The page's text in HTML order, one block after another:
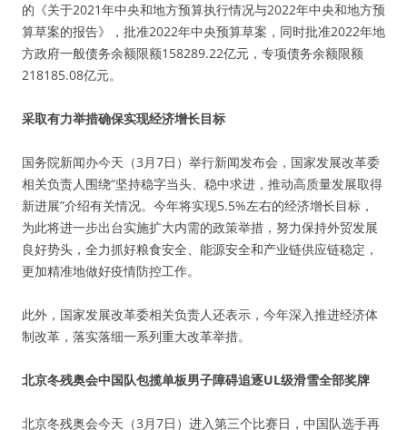
的《关于2021年中央和地方预算执行情况与2022年中央和地方预
算草案的报告》，批准2022年中央预算草案，同时批准2022年地
方政府一般债务余额限额158289.22亿元，专项债务余额限额
218185.08亿元。
采取有力举措确保实现经济增长目标
国务院新闻办今天（3月7日）举行新闻发布会，国家发展改革委
相关负责人围绕“坚持稳字当头、稳中求进，推动高质量发展取得
新进展”介绍有关情况。今年将实现5.5%左右的经济增长目标，
为此将进一步出台实施扩大内需的政策举措，努力保持外贸发展
良好势头，全力抓好粮食安全、能源安全和产业链供应链稳定，
更加精准地做好疫情防控工作。
此外，国家发展改革委相关负责人还表示，今年深入推进经济体
制改革，落实落细一系列重大改革举措。
北京冬残奥会中国队包揽单板男子障碍追逐UL级滑雪全部奖牌
北京冬残奥会今天（3月7日）进入第三个比赛日，中国队选手再